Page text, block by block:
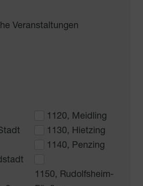
Veranstaltungen
1120, Meidling
1130, Hietzing
1140, Penzing
1150, Rudolfsheim-